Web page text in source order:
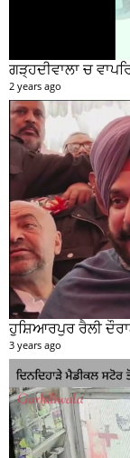
2 years ago
ਹੁਸ਼ਿਆਰਪੁਰ ਰੈਲੀ
3 years ago